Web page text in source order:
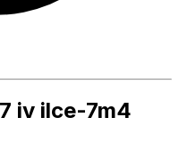
iv ilce-7m4